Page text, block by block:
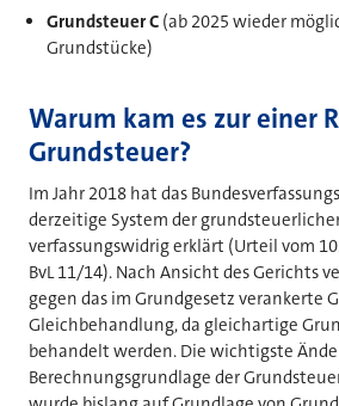
Grundsteuer C(ab 2025 wieder
Grundstücke)
Warum kam es zur einer
Grundsteuer?
Im Jahr 2018 hat das
derzeitige System der
verfassungswidrig erklärt (Urteil vom
BvL 11/14). Nach Ansicht des Gerichts
gegen das im Grundgesetz verankerte
Gleichbehandlung, da gleichartige
behandelt werden. Die wichtigste
Berechnungsgrundlage der